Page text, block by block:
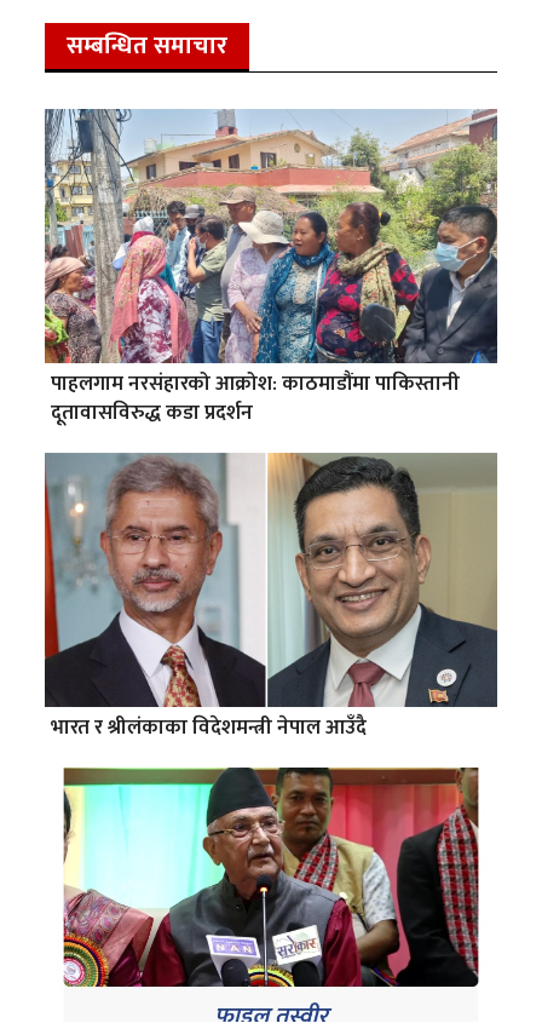
सम्बन्धित समाचार
पाहलगाम नरसंहारको आक्रोश: काठमाडौंमा पाकिस्तानी
दूतावासविरुद्ध कडा प्रदर्शन
भारत र श्रीलंकाका विदेशमन्त्री नेपाल आउँदै